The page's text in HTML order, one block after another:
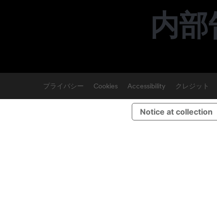
内
プライバシー Cookies Accessibility クレジット
Notice at collection